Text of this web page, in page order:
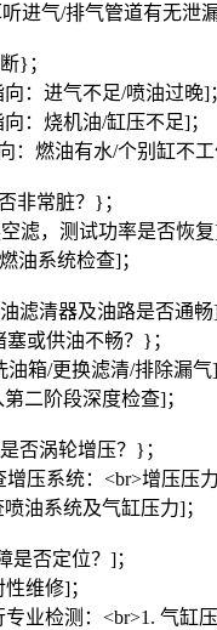
进气/排气管道有无泄漏
}；
：进气不足/喷油过晚]
：烧机油/缸压不足]；
：燃油有水/个别缸不工
非常脏？}；
滤，测试功率是否恢复]
油系统检查]；
滤清器及油路是否通畅]
或供油不畅？}；
箱/更换滤清/排除漏气]
二阶段深度检查]；
否涡轮增压？}；
压系统：<br>增压压
油系统及气缸压力]；
否定位？]；
维修]；
业检测：<br>1. 气缸